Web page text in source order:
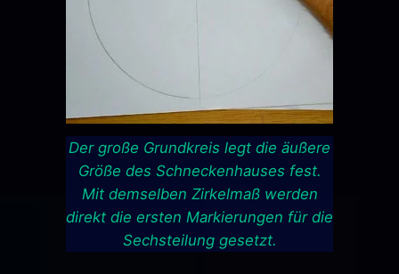
Der große Grundkreis legt die äußere
Größe des Schneckenhauses fest.
Mit demselben Zirkelmaß werden
direkt die ersten Markierungen für die
Sechsteilung gesetzt.